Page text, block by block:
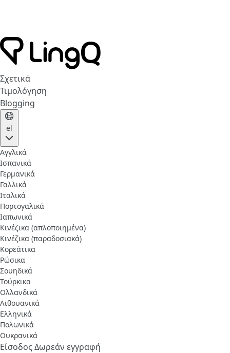
Σχετικά
Τιμολόγηση
Blogging
el
Αγγλικά
Ισπανικά
Γερμανικά
Γαλλικά
Ιταλικά
Πορτογαλικά
Ιαπωνικά
Κινέζικα (απλοποιημένα)
Κινέζικα (παραδοσιακά)
Κορεάτικα
Ρώσικα
Σουηδικά
Τούρκικα
Ολλανδικά
Λιθουανικά
Ελληνικά
Πολωνικά
Ουκρανικά
ΕίσοδοςΔωρεάν εγγραφή